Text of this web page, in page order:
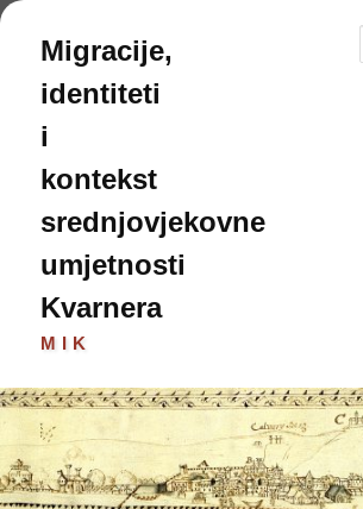
Skip
primary
content
Migracije,
identiteti
i
kontekst
srednjovjekovne
umjetnosti
Kvarnera
MIK